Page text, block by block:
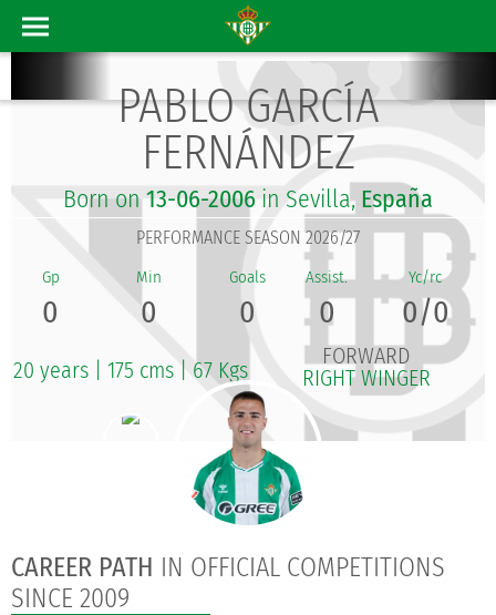
PABLO GARCÍA
FERNÁNDEZ
Born on 13-06-2006 in Sevilla, España
PERFORMANCE SEASON 2026/27
0 0 0 0 0/0
20 years 175 cms 67 Kgs
FORWARD
RIGHT WINGER
CAREER PATH IN OFFICIAL COMPETITIONS
SINCE 2009